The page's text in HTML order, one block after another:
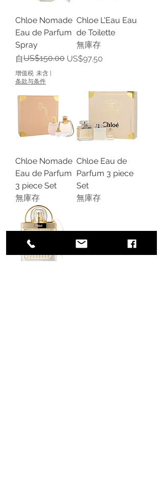
Chloe Nomade
Eau de Parfum
Spray
自
一般價格
US$150.00 US$97.50
促銷價格
增值税 未含 |
条款与条件
Chloe L'Eau Eau
de Toilette
無庫存
Chloe Nomade
Eau de Parfum
3 piece Set
無庫存
Chloe Eau de
Parfum 3 piece
Set
無庫存